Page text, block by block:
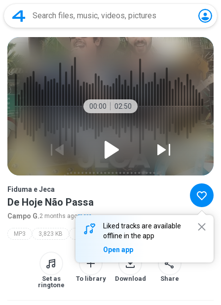
00:00 02:50
Liked tracks are available
offline in the app
Open app
Fiduma e Jeca
De Hoje Não Passa
Campo G.2 months agomore...
MP3 3,823 KB ah se os pais soubessem fiduma e jeca
Set as
ringtone
To library Download Share